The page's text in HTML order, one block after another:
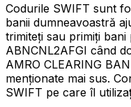
Codurile SWIFT sunt
banii dumneavoastră
trimiteți sau primiți bani
ABNCNL2AFGI când
AMRO CLEARING
menționate mai sus.
SWIFT pe care îl